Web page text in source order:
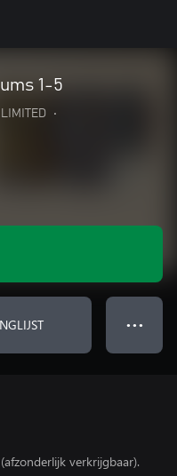
1-5
•
● ● ●
verkrijgbaar).